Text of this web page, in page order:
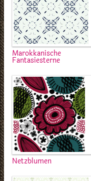
Marokkanische
Fantasiesterne
Netzblumen